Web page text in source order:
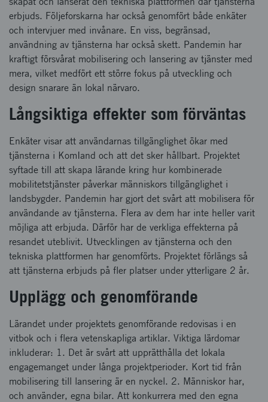
erbjuds. Följeforskarna har också genomfört både enkäter
och intervjuer med invånare. En viss, begränsad,
användning av tjänsterna har också skett. Pandemin har
kraftigt försvårat mobilisering och lansering av tjänster med
mera, vilket medfört ett större fokus på utveckling och
design snarare än lokal närvaro.
Långsiktiga effekter som förväntas
Enkäter visar att användarnas tillgänglighet ökar med
tjänsterna i KomIand och att det sker hållbart. Projektet
syftade till att skapa lärande kring hur kombinerade
mobilitetstjänster påverkar människors tillgänglighet i
landsbygder. Pandemin har gjort det svårt att mobilisera för
användande av tjänsterna. Flera av dem har inte heller varit
möjliga att erbjuda. Därför har de verkliga effekterna på
resandet uteblivit. Utvecklingen av tjänsterna och den
tekniska plattformen har genomförts. Projektet förlängs så
att tjänsterna erbjuds på fler platser under ytterligare 2 år.
Upplägg och genomförande
Lärandet under projektets genomförande redovisas i en
vitbok och i flera vetenskapliga artiklar. Viktiga lärdomar
inkluderar: 1. Det är svårt att upprätthålla det lokala
engagemanget under långa projektperioder. Kort tid från
mobilisering till lansering är en nyckel. 2. Människor har,
och använder, egna bilar. Att konkurrera med den egna